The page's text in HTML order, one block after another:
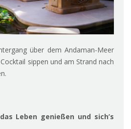
über dem Andaman-Meer
sippen und am Strand nach
Leben genießen und sich’s